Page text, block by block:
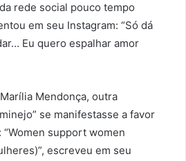
rede social pouco tempo
em seu Instagram: “Só dá
Eu quero espalhar amor
Mendonça, outra
se manifestasse a favor
support women
escreveu em seu